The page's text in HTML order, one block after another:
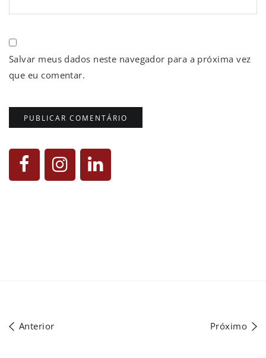
Salvar meus dados neste navegador para a próxima vez
que eu comentar.
Anterior Próximo